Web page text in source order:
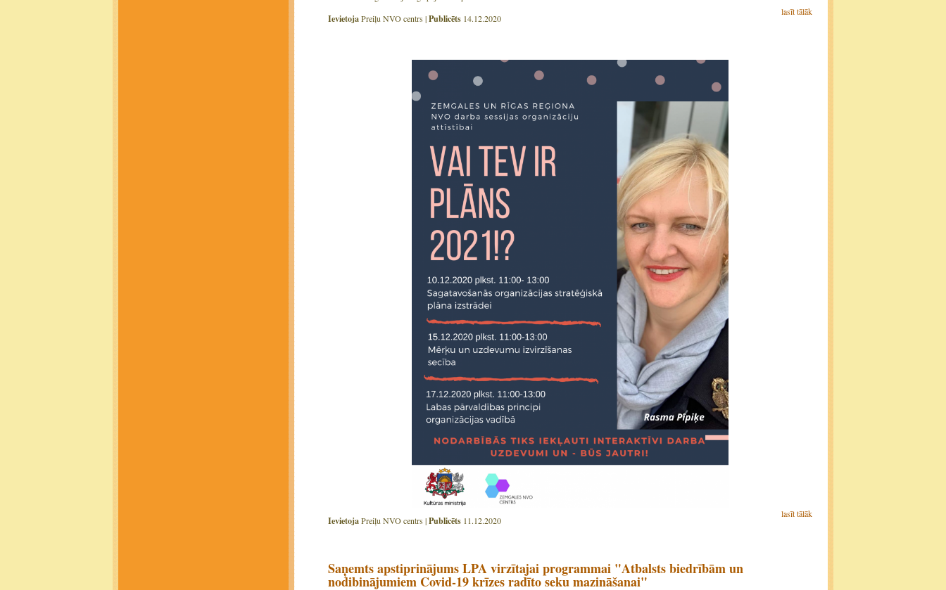
lasīt tālāk
IevietojaPreiļu NVO centrs |Publicēts 14.12.2020
lasīt tālāk
IevietojaPreiļu NVO centrs |Publicēts 11.12.2020
Saņemts apstiprinājums LPA virzītajai programmai "Atbalsts biedrībām un
nodibinājumiem Covid-19 krīzes radīto seku mazināšanai"